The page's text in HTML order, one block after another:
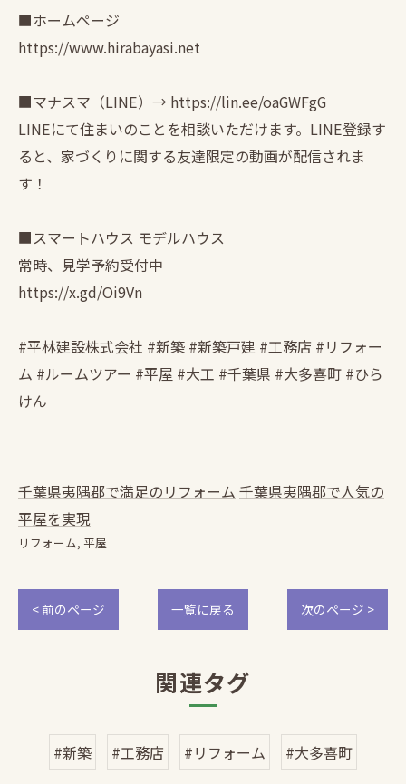
■ホームページ
https://www.hirabayasi.net
■マナスマ（LINE）→ https://lin.ee/oaGWFgG
LINEにて住まいのことを相談いただけます。LINE登録す
ると、家づくりに関する友達限定の動画が配信されま
す！
■スマートハウス モデルハウス
常時、見学予約受付中
https://x.gd/Oi9Vn
#平林建設株式会社 #新築 #新築戸建 #工務店 #リフォー
ム #ルームツアー #平屋 #大工 #千葉県 #大多喜町 #ひら
けん
千葉県夷隅郡で満足のリフォーム 千葉県夷隅郡で人気の
平屋を実現
リフォーム 平屋
< 前のページ 一覧に戻る 次のページ >
関連タグ
#新築 #工務店 #リフォーム #大多喜町